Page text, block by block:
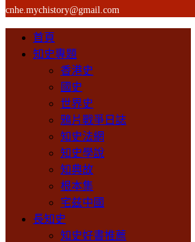
cnhe.mychistory@gmail.com
首頁
知史專題
香港史
國史
世界史
鴉片戰爭日誌
知史法網
知史學說
知典故
根本集
宅兹中國
長知史
知史好書推薦